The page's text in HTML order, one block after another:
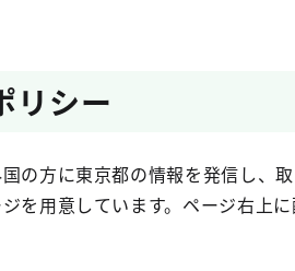
リシー
の方に東京都の情報を発信し、
を用意しています。ページ右上